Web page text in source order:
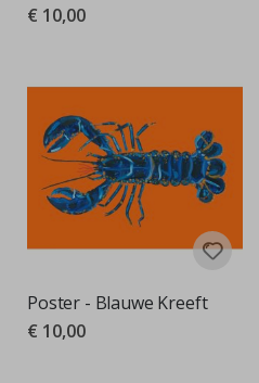
€ 10,00
Poster - Blauwe Kreeft
€ 10,00